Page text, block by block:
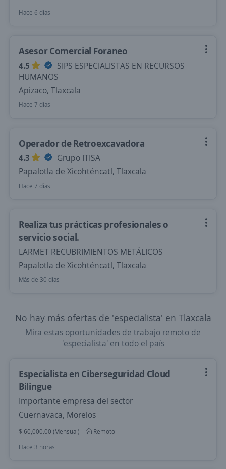
Hace 6 días
Asesor Comercial Foraneo
4.5
SIPS ESPECIALISTAS EN RECURSOS
HUMANOS
Apizaco, Tlaxcala
Hace 7 días
Operador de Retroexcavadora
4.3
Grupo ITISA
Papalotla de Xicohténcatl, Tlaxcala
Hace 7 días
Realiza tus prácticas profesionales o
servicio social.
LARMET RECUBRIMIENTOS METÁLICOS
Papalotla de Xicohténcatl, Tlaxcala
Más de 30 días
No hay más ofertas de 'especialista' en Tlaxcala
Mira estas oportunidades de trabajo remoto de
'especialista' en todo el país
Especialista en Ciberseguridad Cloud
Bilingue
Importante empresa del sector
Cuernavaca, Morelos
$ 60,000.00 (Mensual)
Remoto
Hace 3 horas